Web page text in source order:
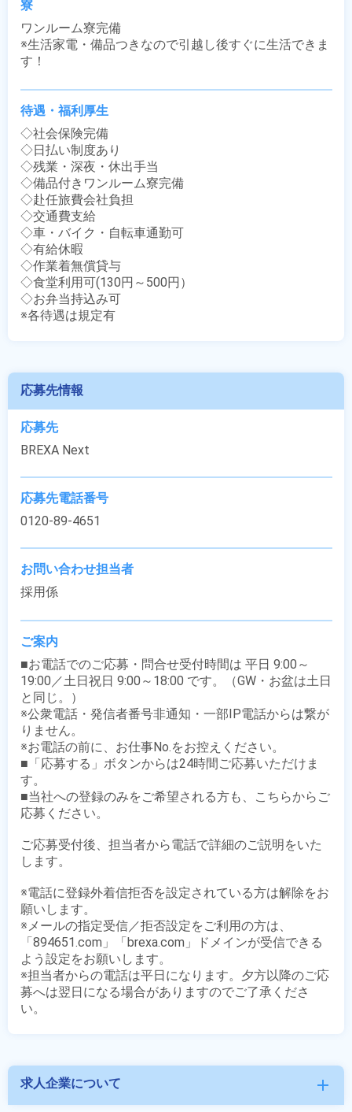
寮
ワンルーム寮完備
※生活家電・備品つきなので引越し後すぐに生活できま
す！
待遇・福利厚生
◇社会保険完備
◇日払い制度あり
◇残業・深夜・休出手当
◇備品付きワンルーム寮完備
◇赴任旅費会社負担
◇交通費支給
◇車・バイク・自転車通勤可
◇有給休暇
◇作業着無償貸与
◇食堂利用可(130円～500円）
◇お弁当持込み可
※各待遇は規定有
応募先情報
応募先
BREXA Next
応募先電話番号
0120-89-4651
お問い合わせ担当者
採用係
ご案内
■お電話でのご応募・問合せ受付時間は 平日 9:00～
19:00／土日祝日 9:00～18:00 です。（GW・お盆は土日
と同じ。）
※公衆電話・発信者番号非通知・一部IP電話からは繋が
りません。
※お電話の前に、お仕事No.をお控えください。
■「応募する」ボタンからは24時間ご応募いただけま
す。
■当社への登録のみをご希望される方も、こちらからご
応募ください。
ご応募受付後、担当者から電話で詳細のご説明をいた
します。
※電話に登録外着信拒否を設定されている方は解除をお
願いします。
※メールの指定受信／拒否設定をご利用の方は、
「894651.com」「brexa.com」ドメインが受信できる
よう設定をお願いします。
※担当者からの電話は平日になります。夕方以降のご応
募へは翌日になる場合がありますのでご了承くださ
求人企業について add